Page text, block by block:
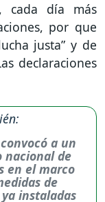
cada día más
por que
justa” y de
declaraciones
a un
nacional de
en el marco
de
instaladas